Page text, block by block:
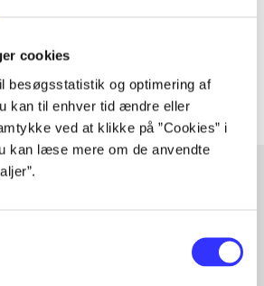
cookies
besøgsstatistik og optimering af
kan til enhver tid ændre eller
ved at klikke på ”Cookies” i
kan læse mere om de anvendte
ofte om